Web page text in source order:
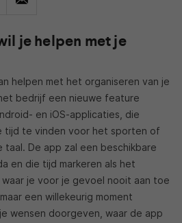
je helpen met je
helpen met het organiseren van je
bedrijf een nieuwe feature
en iOS-applicaties, die
tijd te vinden voor het sporten of
taal. De app zal een beschikbare
en die tijd markeren als het
je voor je gevoel nooit aan toe
een willekeurig moment
wensen doorgeven, waar de app